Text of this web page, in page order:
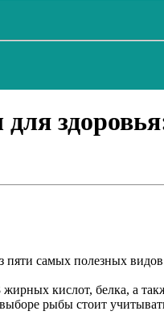
самых полезных
кислот, белка, а
рыбы стоит